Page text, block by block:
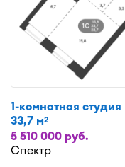
1-комнатная студия
33,7 м2
5 510 000 руб.
Спектр